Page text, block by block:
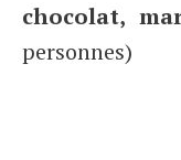
chocolat,
personnes)